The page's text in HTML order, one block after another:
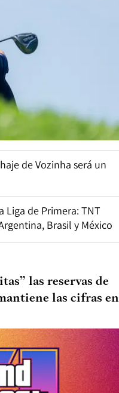
de Vozinha será un
Liga de Primera: TNT
Brasil y México
las reservas de
las cifras en